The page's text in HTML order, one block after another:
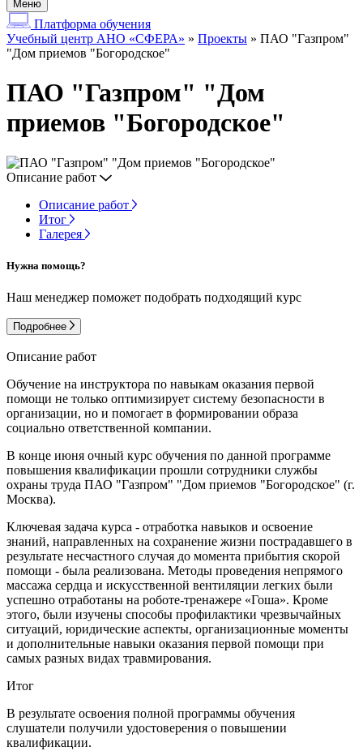
Меню
Платформа обучения
Учебный центр АНО «СФЕРА» » Проекты » ПАО "Газпром"
"Дом приемов "Богородское"
ПАО "Газпром" "Дом
приемов "Богородское"
Описание работ
Описание работ
Итог
Галерея
Нужна помощь?
Наш менеджер поможет подобрать подходящий курс
Подробнее
Описание работ
Обучение на инструктора по навыкам оказания первой
помощи не только оптимизирует систему безопасности в
организации, но и помогает в формировании образа
социально ответственной компании.
В конце июня очный курс обучения по данной программе
повышения квалификации прошли сотрудники службы
охраны труда ПАО "Газпром" "Дом приемов "Богородское" (г.
Москва).
Ключевая задача курса - отработка навыков и освоение
знаний, направленных на сохранение жизни пострадавшего в
результате несчастного случая до момента прибытия скорой
помощи - была реализована. Методы проведения непрямого
массажа сердца и искусственной вентиляции легких были
успешно отработаны на роботе-тренажере «Гоша». Кроме
этого, были изучены способы профилактики чрезвычайных
ситуаций, юридические аспекты, организационные моменты
и дополнительные навыки оказания первой помощи при
самых разных видах травмирования.
Итог
В результате освоения полной программы обучения
слушатели получили удостоверения о повышении
квалификации.